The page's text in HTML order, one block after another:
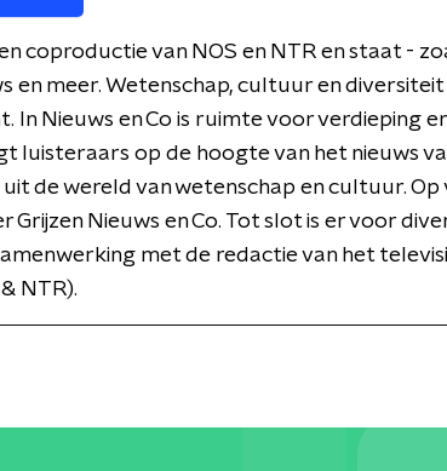
coproductie van NOS en NTR en staat -
en meer. Wetenschap, cultuur en
In Nieuws en Co is ruimte voor verdieping
luisteraars op de hoogte van het nieuws
de wereld van wetenschap en cultuur. Op
Nieuws en Co. Tot slot is er voor
met de redactie van het
NTR).